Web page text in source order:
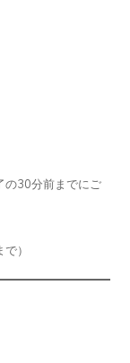
の30分前までにご
）